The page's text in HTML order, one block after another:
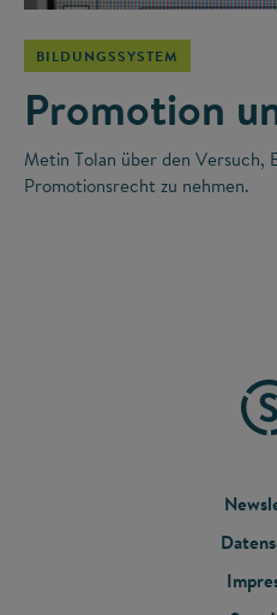
BILDUNGSSYSTEM
Promotion
Metin Tolan über den Versuch,
Promotionsrecht zu nehmen.